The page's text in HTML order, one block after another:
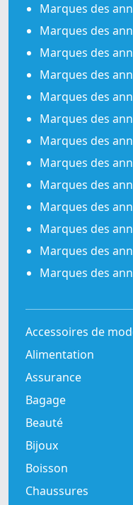
Marques des
Marques des
Marques des
Marques des
Marques des
Marques des
Marques des
Marques des
Marques des
Marques des
Marques des
Marques des
Marques des
Accessoires de
Alimentation
Assurance
Bagage
Beauté
Bijoux
Boisson
Chaussures